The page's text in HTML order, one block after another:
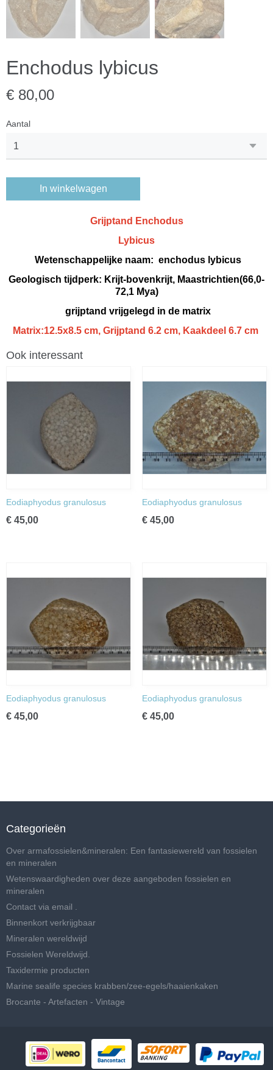
Enchodus lybicus
€ 80,00
Aantal
In winkelwagen
Grijptand Enchodus
Lybicus
Wetenschappelijke naam: enchodus lybicus
Geologisch tijdperk: Krijt-bovenkrijt, Maastrichtien(66,0-
72,1 Mya)
grijptand vrijgelegd in de matrix
Matrix:12.5x8.5 cm, Grijptand 6.2 cm, Kaakdeel 6.7 cm
Ook interessant
Eodiaphyodus granulosus
€ 45,00
Eodiaphyodus granulosus
€ 45,00
Eodiaphyodus granulosus
€ 45,00
Eodiaphyodus granulosus
€ 45,00
Categorieën
Over armafossielen&mineralen: Een fantasiewereld van fossielen
en mineralen
Wetenswaardigheden over deze aangeboden fossielen en
mineralen
Contact via email .
Binnenkort verkrijgbaar
Mineralen wereldwijd
Fossielen Wereldwijd.
Taxidermie producten
Marine sealife species krabben/zee-egels/haaienkaken
Brocante - Artefacten - Vintage